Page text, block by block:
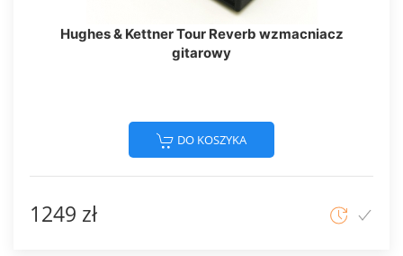
Hughes & Kettner Tour Reverb wzmacniacz
gitarowy
DO KOSZYKA
1249 zł